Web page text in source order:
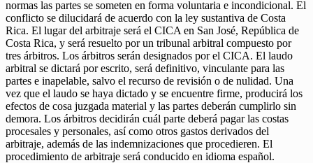
normas las partes se someten en forma voluntaria e incondicional. El
conflicto se dilucidará de acuerdo con la ley sustantiva de Costa
Rica. El lugar del arbitraje será el CICA en San José, República de
Costa Rica, y será resuelto por un tribunal arbitral compuesto por
tres árbitros. Los árbitros serán designados por el CICA. El laudo
arbitral se dictará por escrito, será definitivo, vinculante para las
partes e inapelable, salvo el recurso de revisión o de nulidad. Una
vez que el laudo se haya dictado y se encuentre firme, producirá los
efectos de cosa juzgada material y las partes deberán cumplirlo sin
demora. Los árbitros decidirán cuál parte deberá pagar las costas
procesales y personales, así como otros gastos derivados del
arbitraje, además de las indemnizaciones que procedieren. El
procedimiento de arbitraje será conducido en idioma español.